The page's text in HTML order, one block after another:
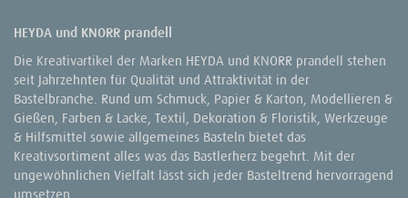
HEYDA und KNORR prandell
Die Kreativartikel der Marken HEYDA und KNORR prandell stehen
seit Jahrzehnten für Qualität und Attraktivität in der
Bastelbranche. Rund um Schmuck, Papier & Karton, Modellieren &
Gießen, Farben & Lacke, Textil, Dekoration & Floristik, Werkzeuge
& Hilfsmittel sowie allgemeines Basteln bietet das
Kreativsortiment alles was das Bastlerherz begehrt. Mit der
ungewöhnlichen Vielfalt lässt sich jeder Basteltrend hervorragend
umsetzen.